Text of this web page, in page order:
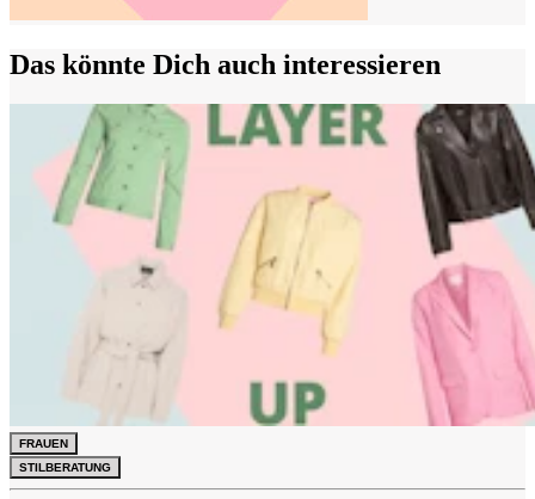
Das könnte Dich auch interessieren
FRAUEN
STILBERATUNG